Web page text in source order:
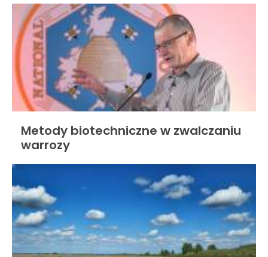
Metody biotechniczne w zwalczaniu
warrozy